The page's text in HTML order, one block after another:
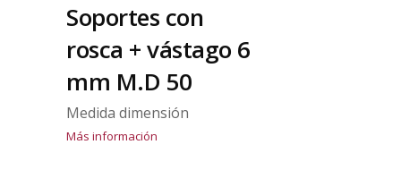
Soportes con
rosca + vástago 6
mm M.D 50
Medida dimensión
Más información